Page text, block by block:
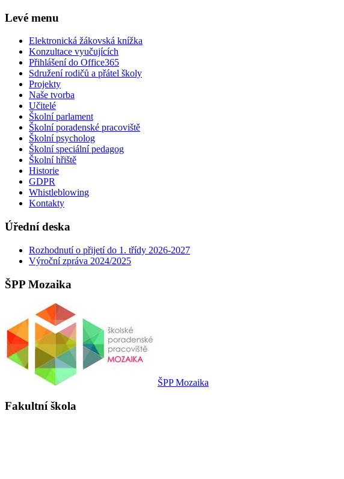
Levé menu
Elektronická žákovská knížka
Konzultace vyučujících
Přihlášení do Office365
Sdružení rodičů a přátel školy
Projekty
Naše tvorba
Učitelé
Školní parlament
Školní poradenské pracoviště
Školní psycholog
Školní speciální pedagog
Školní hřiště
Historie
GDPR
Whistleblowing
Kontakty
Úřední deska
Rozhodnutí o přijetí do 1. třídy 2026-2027
Výroční zpráva 2024/2025
ŠPP Mozaika
ŠPP Mozaika
Fakultní škola